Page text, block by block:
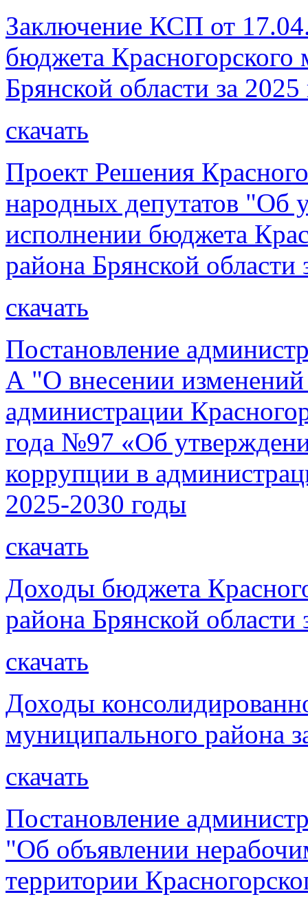
Заключение КСП от
бюджета
Брянской области за 2025
скачать
Проект Решения
народных депутатов "Об
исполнении бюджета
района Брянской области
скачать
Постановление
А "О внесении изменений
администрации
года №97 «Об
коррупции в
2025-2030 годы
скачать
Доходы бюджета
района Брянской области
скачать
Доходы
муниципального района
скачать
Постановление
"Об объявлении
территории